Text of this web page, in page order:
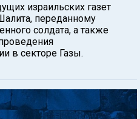
израильских газет
переданному
солдата, а также
в секторе Газы.